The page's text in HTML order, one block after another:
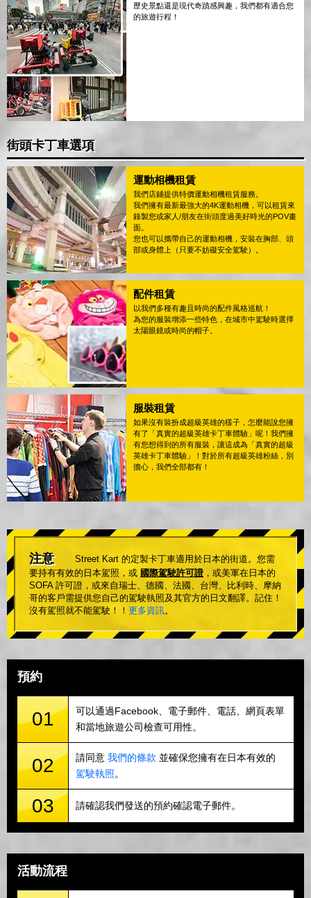
歷史景點還是現代奇蹟感興趣，我們都有適合您
的旅遊行程！
街頭卡丁車選項
運動相機租賃
我們店鋪提供特價運動相機租賃服務。
我們擁有最新最強大的4K運動相機，可以租賃來
錄製您或家人/朋友在街頭度過美好時光的POV畫
面。
您也可以攜帶自己的運動相機，安裝在胸部、頭
部或身體上（只要不妨礙安全駕駛）。
配件租賃
以我們多種有趣且時尚的配件風格巡航！
為您的服裝增添一些特色，在城市中駕駛時選擇
太陽眼鏡或時尚的帽子。
服裝租賃
如果沒有裝扮成超級英雄的樣子，怎麼能說您擁
有了「真實的超級英雄卡丁車體驗」呢！我們擁
有您想得到的所有服裝，讓這成為「真實的超級
英雄卡丁車體驗」！對於所有超級英雄粉絲，別
擔心，我們全部都有！
注意
Street Kart 的定製卡丁車適用於日本的街道。您需
要持有有效的日本駕照，或 國際駕駛許可證 ，或美軍在日本的
SOFA 許可證，或來自瑞士、德國、法國、台灣、比利時、摩納
哥的客戶需提供您自己的駕駛執照及其官方的日文翻譯。記住！
沒有駕照就不能駕駛！！ 更多資訊。
預約
01
可以通過Facebook、電子郵件、電話、網頁表單
和當地旅遊公司檢查可用性。
02 請同意 我們的條款 並確保您擁有在日本有效的
駕駛執照。
03 請確認我們發送的預約確認電子郵件。
活動流程